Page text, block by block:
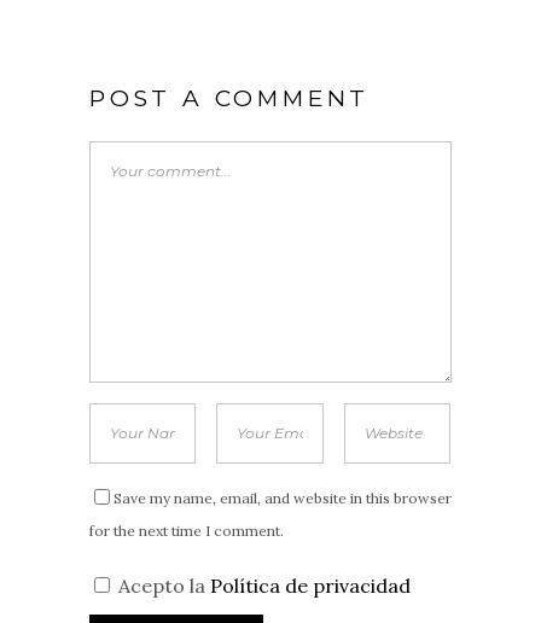
POST A COMMENT
Save my name, email, and website in this browser
for the next time I comment.
Acepto la Política de privacidad